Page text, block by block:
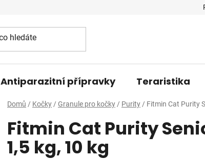
Antiparazitní přípravky Teraristika
Domů / Kočky / Granule pro kočky / Purity / Fitmin Cat Purity
Fitmin Cat Purity
1,5 kg, 10 kg